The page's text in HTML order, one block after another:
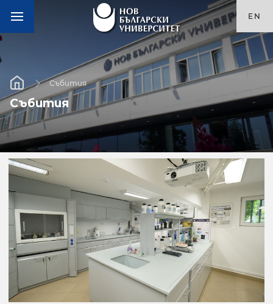
EN
Събития
Събития